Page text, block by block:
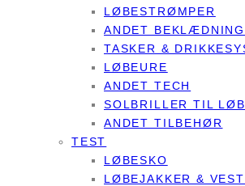
LØBESTRØMPER
ANDET BEKLÆDNING
TASKER &
LØBEURE
ANDET TECH
SOLBRILLER TIL LØB
ANDET TILBEHØR
TEST
LØBESKO
LØBEJAKKER &